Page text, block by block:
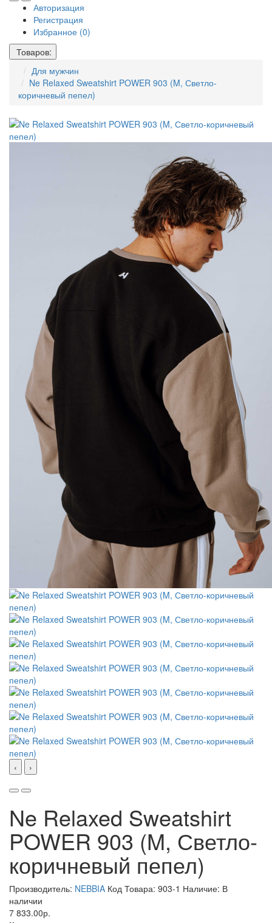
Авторизация
Регистрация
Избранное (0)
Товаров:
Для мужчин
Ne Relaxed Sweatshirt POWER 903 (M, Светло-
коричневый пепел)
‹ ›
Ne Relaxed Sweatshirt
POWER 903 (M, Светло-
коричневый пепел)
Производитель: NEBBIA Код Товара: 903-1 Наличие: В
наличии
7 833.00р.